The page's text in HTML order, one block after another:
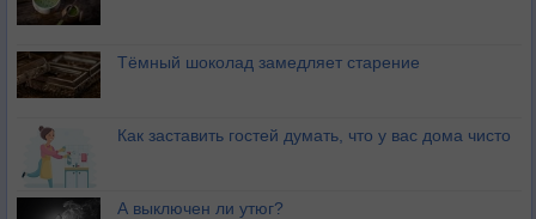
Тёмный шоколад замедляет старение
Как заставить гостей думать, что у вас дома чисто
А выключен ли утюг?